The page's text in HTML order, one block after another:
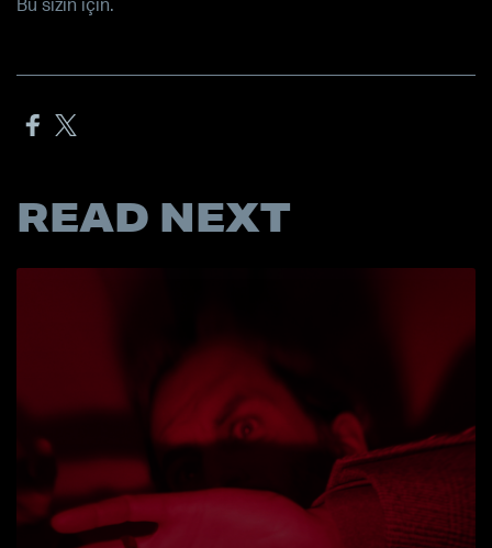
Bu sizin için.
READ NEXT